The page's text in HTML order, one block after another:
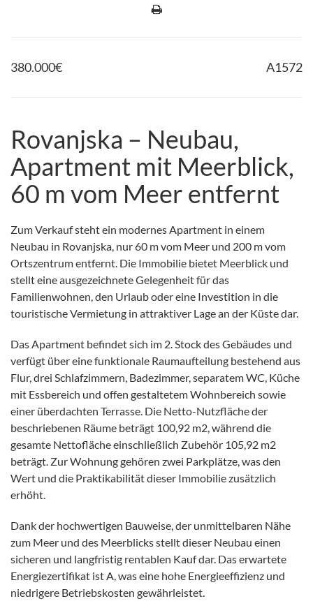
380.000€ A1572
Rovanjska – Neubau,
Apartment mit Meerblick,
60 m vom Meer entfernt
Zum Verkauf steht ein modernes Apartment in einem
Neubau in Rovanjska, nur 60 m vom Meer und 200 m vom
Ortszentrum entfernt. Die Immobilie bietet Meerblick und
stellt eine ausgezeichnete Gelegenheit für das
Familienwohnen, den Urlaub oder eine Investition in die
touristische Vermietung in attraktiver Lage an der Küste dar.
Das Apartment befindet sich im 2. Stock des Gebäudes und
verfügt über eine funktionale Raumaufteilung bestehend aus
Flur, drei Schlafzimmern, Badezimmer, separatem WC, Küche
mit Essbereich und offen gestaltetem Wohnbereich sowie
einer überdachten Terrasse. Die Netto-Nutzfläche der
beschriebenen Räume beträgt 100,92 m2, während die
gesamte Nettofläche einschließlich Zubehör 105,92 m2
beträgt. Zur Wohnung gehören zwei Parkplätze, was den
Wert und die Praktikabilität dieser Immobilie zusätzlich
erhöht.
Dank der hochwertigen Bauweise, der unmittelbaren Nähe
zum Meer und des Meerblicks stellt dieser Neubau einen
sicheren und langfristig rentablen Kauf dar. Das erwartete
Energiezertifikat ist A, was eine hohe Energieeffizienz und
niedrigere Betriebskosten gewährleistet.